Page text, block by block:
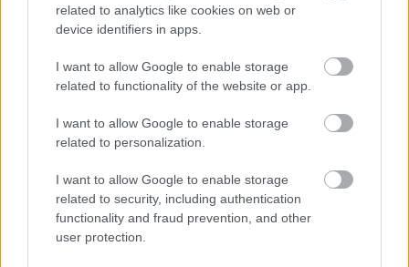
related to analytics like cookies on web or
device identifiers in apps.
I want to allow Google to enable storage
related to functionality of the website or app.
I want to allow Google to enable storage
related to personalization.
I want to allow Google to enable storage
related to security, including authentication
functionality and fraud prevention, and other
user protection.
társaik
mtothorsi•2020. május 03.